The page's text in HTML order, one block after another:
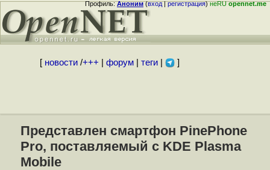
Профиль:Аноним(вход|регистрация)неRUopennet.me
[ новости/+++ форум| теги| ]
Представлен смартфон PinePhone
Pro, поставляемый с KDE Plasma
Mobile